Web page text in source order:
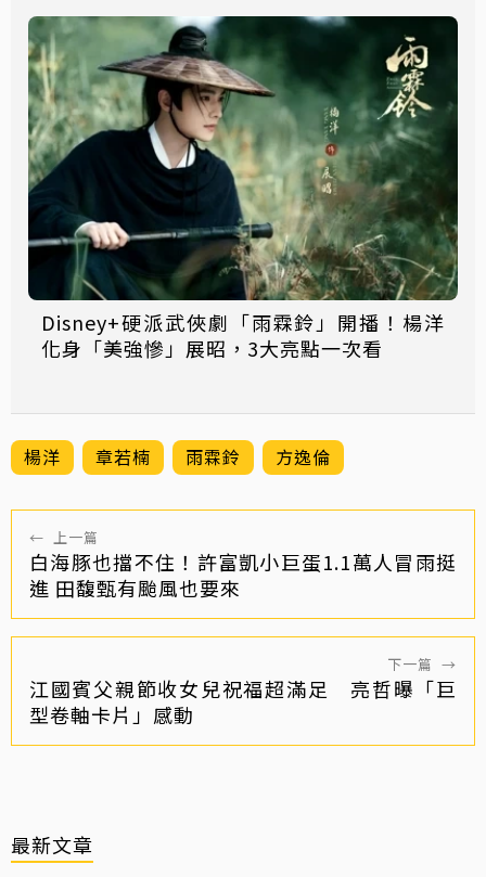
Disney+硬派武俠劇「雨霖鈴」開播！楊洋
化身「美強慘」展昭，3大亮點一次看
楊洋 章若楠 雨霖鈴 方逸倫
← 上一篇
白海豚也擋不住！許富凱小巨蛋1.1萬人冒雨挺
進 田馥甄有颱風也要來
下一篇 →
江國賓父親節收女兒祝福超滿足 亮哲曝「巨
型卷軸卡片」感動
最新文章